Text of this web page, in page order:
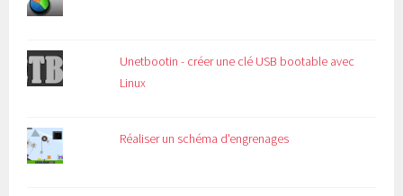
Unetbootin - créer une clé USB bootable avec
Linux
Réaliser un schéma d'engrenages